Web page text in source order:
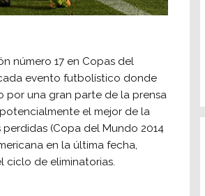
número 17 en Copas del
evento futbolístico donde
por una gran parte de la prensa
el mejor de la
(Copa del Mundo 2014
en la última fecha,
ciclo de eliminatorias.